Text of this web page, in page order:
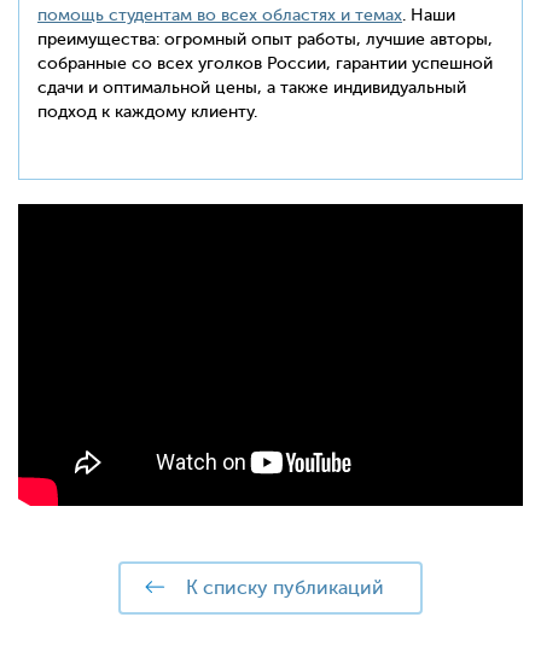
помощь студентам во всех областях и темах . Наши
преимущества: огромный опыт работы, лучшие авторы,
собранные со всех уголков России, гарантии успешной
сдачи и оптимальной цены, а также индивидуальный
подход к каждому клиенту.
к списку публикаций